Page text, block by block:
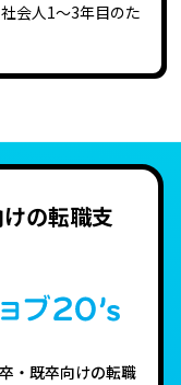
会人1～3年目のた
の転職支
・既卒向けの転職